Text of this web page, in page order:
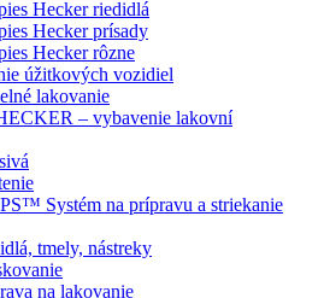
Hecker riedidlá
Hecker prísady
Hecker rôzne
úžitkových vozidiel
lakovanie
– vybavenie lakovní
Systém na prípravu a striekanie
tmely, nástreky
na lakovanie